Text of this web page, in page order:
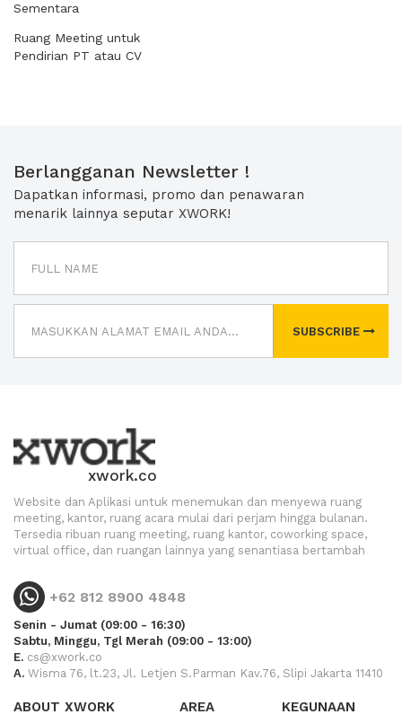
Sementara
Ruang Meeting untuk
Pendirian PT atau CV
Berlangganan Newsletter !
Dapatkan informasi, promo dan penawaran
menarik lainnya seputar XWORK!
SUBSCRIBE
xwork.co
Website dan Aplikasi untuk menemukan dan menyewa ruang
meeting, kantor, ruang acara mulai dari perjam hingga bulanan.
Tersedia ribuan ruang meeting, ruang kantor, coworking space,
virtual office, dan ruangan lainnya yang senantiasa bertambah
+62 812 8900 4848
Senin - Jumat (09:00 - 16:30)
Sabtu, Minggu, Tgl Merah (09:00 - 13:00)
E. cs@xwork.co
A. Wisma 76, lt.23, Jl. Letjen S.Parman Kav.76, Slipi Jakarta 11410
ABOUT XWORK AREA KEGUNAAN